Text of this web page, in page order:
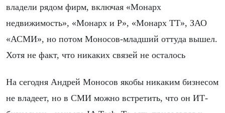
владели рядом фирм, включая «Монарх
недвижимость», «Монарх и Р», «Монарх ТТ», ЗАО
«АСМИ», но потом Моносов-младший оттуда вышел.
Хотя не факт, что никаких связей не осталось
На сегодня Андрей Моносов якобы никаким бизнесом
не владеет, но в СМИ можно встретить, что он ИТ-